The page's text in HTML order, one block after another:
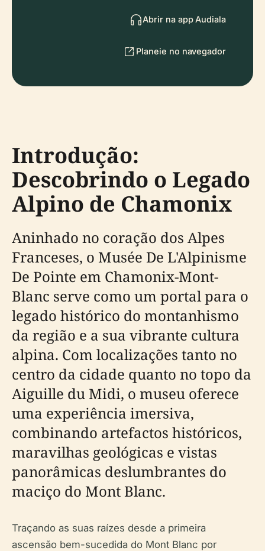
Abrir na app Audiala
Planeie no navegador
Introdução:
Descobrindo o Legado
Alpino de Chamonix
Aninhado no coração dos Alpes
Franceses, o Musée De L'Alpinisme
De Pointe em Chamonix-Mont-
Blanc serve como um portal para o
legado histórico do montanhismo
da região e a sua vibrante cultura
alpina. Com localizações tanto no
centro da cidade quanto no topo da
Aiguille du Midi, o museu oferece
uma experiência imersiva,
combinando artefactos históricos,
maravilhas geológicas e vistas
panorâmicas deslumbrantes do
maciço do Mont Blanc.
Traçando as suas raízes desde a primeira
ascensão bem-sucedida do Mont Blanc por